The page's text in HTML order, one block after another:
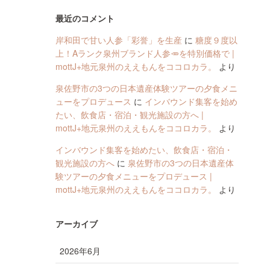
最近のコメント
岸和田で甘い人参「彩誉」を生産 に 糖度９度以
上！Aランク泉州ブランド人参🥕を特別価格で |
mottJ+地元泉州のええもんをココロカラ。
より
泉佐野市の3つの日本遺産体験ツアーの夕食メニ
ューをプロデュース に インバウンド集客を始め
たい、飲食店・宿泊・観光施設の方へ |
mottJ+地元泉州のええもんをココロカラ。
より
インバウンド集客を始めたい、飲食店・宿泊・
観光施設の方へ に 泉佐野市の3つの日本遺産体
験ツアーの夕食メニューをプロデュース |
mottJ+地元泉州のええもんをココロカラ。
より
アーカイブ
2026年6月